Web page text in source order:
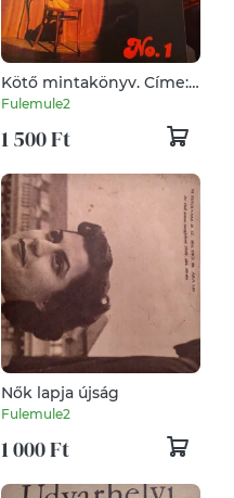
Kötő mintakönyv. Címe:
Csak ülök és kötök.
Fulemule2
1 500 Ft
Nők lapja újság
Fulemule2
1 000 Ft